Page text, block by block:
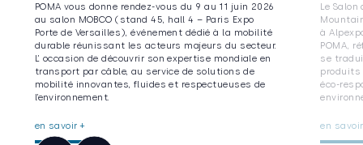
POMA vous donne rendez-vous du 9 au 11 juin 2026
au salon MOBCO (stand 45, hall 4 – Paris Expo
Porte de Versailles), événement dédié à la mobilité
durable réunissant les acteurs majeurs du secteur.
L’ occasion de découvrir son expertise mondiale en
transport par câble, au service de solutions de
mobilité innovantes, fluides et respectueuses de
l’environnement.
en savoir +
Le Salon
à
POMA,
se
produits
éco-
en